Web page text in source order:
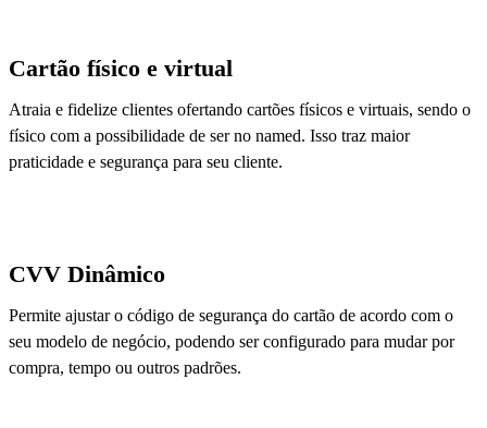
Cartão físico e virtual
Atraia e fidelize clientes ofertando cartões físicos e virtuais, sendo o
físico com a possibilidade de ser no named. Isso traz maior
praticidade e segurança para seu cliente.
CVV Dinâmico
Permite ajustar o código de segurança do cartão de acordo com o
seu modelo de negócio, podendo ser configurado para mudar por
compra, tempo ou outros padrões.